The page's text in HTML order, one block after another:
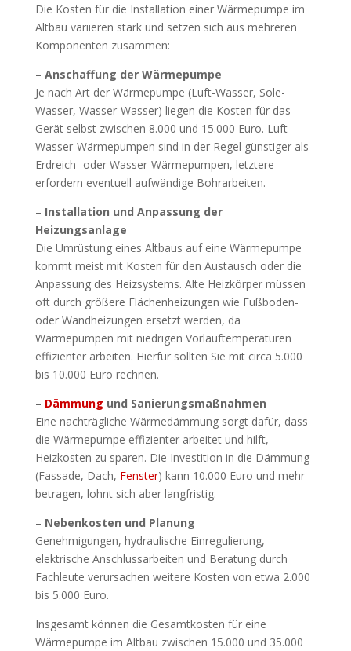
Die Kosten für die Installation einer Wärmepumpe im
Altbau variieren stark und setzen sich aus mehreren
Komponenten zusammen:
– Anschaffung der Wärmepumpe
Je nach Art der Wärmepumpe (Luft-Wasser, Sole-
Wasser, Wasser-Wasser) liegen die Kosten für das
Gerät selbst zwischen 8.000 und 15.000 Euro. Luft-
Wasser-Wärmepumpen sind in der Regel günstiger als
Erdreich- oder Wasser-Wärmepumpen, letztere
erfordern eventuell aufwändige Bohrarbeiten.
– Installation und Anpassung der
Heizungsanlage
Die Umrüstung eines Altbaus auf eine Wärmepumpe
kommt meist mit Kosten für den Austausch oder die
Anpassung des Heizsystems. Alte Heizkörper müssen
oft durch größere Flächenheizungen wie Fußboden-
oder Wandheizungen ersetzt werden, da
Wärmepumpen mit niedrigen Vorlauftemperaturen
effizienter arbeiten. Hierfür sollten Sie mit circa 5.000
bis 10.000 Euro rechnen.
– Dämmung und Sanierungsmaßnahmen
Eine nachträgliche Wärmedämmung sorgt dafür, dass
die Wärmepumpe effizienter arbeitet und hilft,
Heizkosten zu sparen. Die Investition in die Dämmung
(Fassade, Dach, Fenster) kann 10.000 Euro und mehr
betragen, lohnt sich aber langfristig.
– Nebenkosten und Planung
Genehmigungen, hydraulische Einregulierung,
elektrische Anschlussarbeiten und Beratung durch
Fachleute verursachen weitere Kosten von etwa 2.000
bis 5.000 Euro.
Insgesamt können die Gesamtkosten für eine
Wärmepumpe im Altbau zwischen 15.000 und 35.000